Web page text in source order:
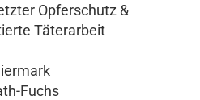
Opferschutz &
Täterarbeit
Fuchs